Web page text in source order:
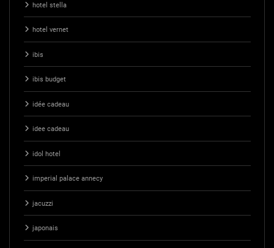
hotel stella
hotel vernet
ibis
ibis budget
idée cadeau
idee cadeau
idol hotel
imperial palace annecy
jacuzzi
japonais